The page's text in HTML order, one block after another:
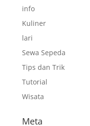
info
Kuliner
lari
Sewa Sepeda
Tips dan Trik
Tutorial
Wisata
Meta